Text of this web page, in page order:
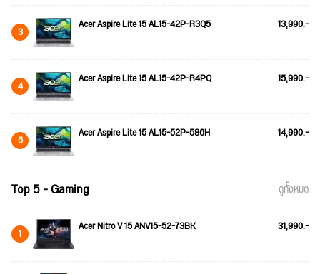
3 Acer Aspire Lite 15 AL15-42P-R3Q5 13,990.-
4 Acer Aspire Lite 15 AL15-42P-R4PQ 15,990.-
5 Acer Aspire Lite 15 AL15-52P-586H 14,990.-
Top 5 - Gaming ดูทั้งหมด
1 Acer Nitro V 15 ANV15-52-73BK 31,990.-